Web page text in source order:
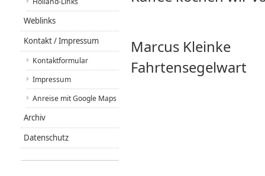
Marcus Kleinke
Fahrtensegelwart
Weblinks
Kontakt / Impressum
Kontaktformular
Impressum
Anreise mit Google Maps
Archiv
Datenschutz